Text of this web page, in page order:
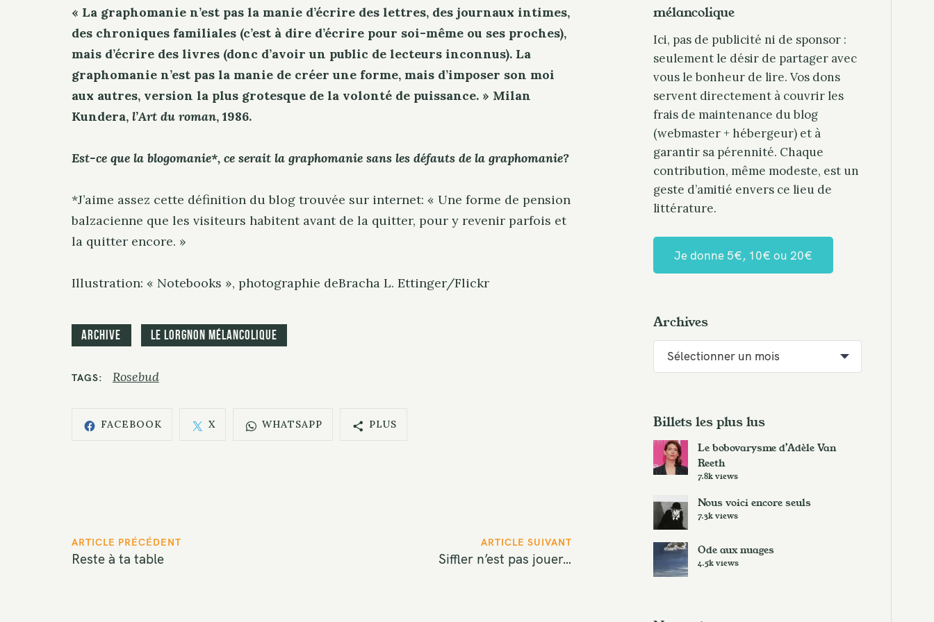
« La graphomanie n’est pas la manie d’écrire des lettres, des journaux intimes,
des chroniques familiales (c’est à dire d’écrire pour soi-même ou ses proches),
mais d’écrire des livres (donc d’avoir un public de lecteurs inconnus). La
graphomanie n’est pas la manie de créer une forme, mais d’imposer son moi
aux autres, version la plus grotesque de la volonté de puissance. » Milan
Kundera, l’Art du roman, 1986.
Est-ce que la blogomanie*, ce serait la graphomanie sans les défauts de la graphomanie?
*J’aime assez cette définition du blog trouvée sur internet: « Une forme de pension
balzacienne que les visiteurs habitent avant de la quitter, pour y revenir parfois et
la quitter encore. »
Illustration: « Notebooks », photographie deBracha L. Ettinger/Flickr
Archive Le Lorgnon mélancolique
TAGS Rosebud
FACEBOOK X WHATSAPP PLUS
P
o
ARTICLE PRÉCÉDENT
Reste à ta table
ARTICLE SUIVANT
Siffler n’est pas jouer…
mélancolique
Ici, pas de publicité ni de sponsor :
seulement le désir de partager avec
vous le bonheur de lire. Vos dons
servent directement à couvrir les
frais de maintenance du blog
(webmaster + hébergeur) et à
garantir sa pérennité. Chaque
contribution, même modeste, est un
geste d’amitié envers ce lieu de
littérature.
Je donne 5€, 10€ ou 20€
Archives
i
s
Billets les plus lus
Le bobovarysme d’Adèle Van
Reeth
7.8k views
Nous voici encore seuls
7.3k views
Ode aux nuages
4.5k views